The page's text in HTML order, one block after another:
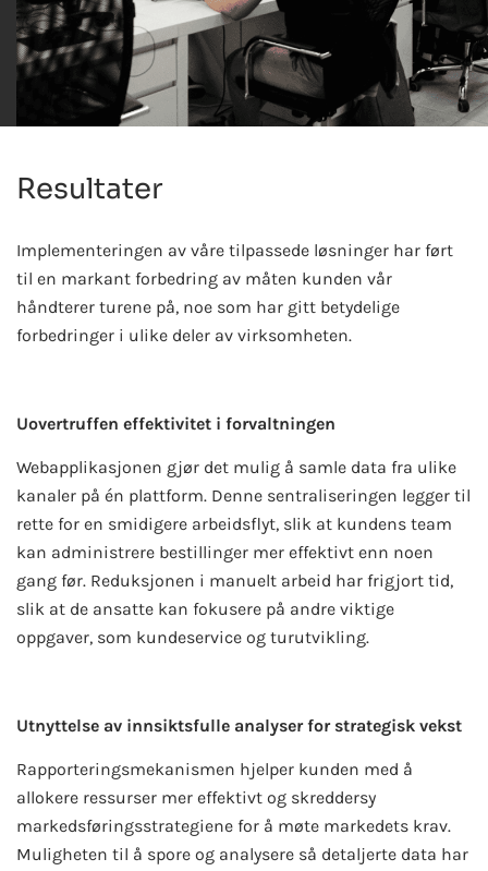
Resultater
Implementeringen av våre tilpassede løsninger har ført
til en markant forbedring av måten kunden vår
håndterer turene på, noe som har gitt betydelige
forbedringer i ulike deler av virksomheten.
Uovertruffen effektivitet i forvaltningen
Webapplikasjonen gjør det mulig å samle data fra ulike
kanaler på én plattform. Denne sentraliseringen legger til
rette for en smidigere arbeidsflyt, slik at kundens team
kan administrere bestillinger mer effektivt enn noen
gang før. Reduksjonen i manuelt arbeid har frigjort tid,
slik at de ansatte kan fokusere på andre viktige
oppgaver, som kundeservice og turutvikling.
Utnyttelse av innsiktsfulle analyser for strategisk vekst
Rapporteringsmekanismen hjelper kunden med å
allokere ressurser mer effektivt og skreddersy
markedsføringsstrategiene for å møte markedets krav.
Muligheten til å spore og analysere så detaljerte data har